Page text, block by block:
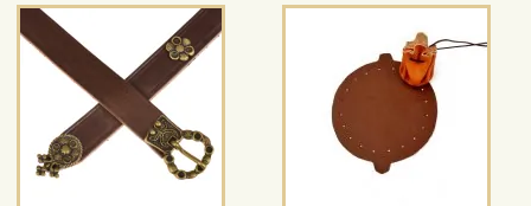
bisherigen Preis bei peraperis.com.
Zur klassischen Website